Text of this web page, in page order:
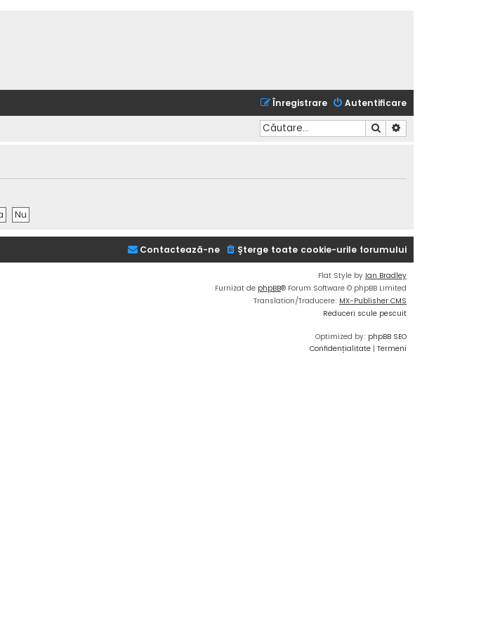
Autentificare
Înregistrare
Căutare
Şterge toate cookie-urile forumului
Contactează-ne
Flat Style by Ian Bradley
Furnizat de phpBB® Forum Software © phpBB Limited
Translation/Traducere: MX-Publisher CMS
Reduceri scule pescuit
Optimized by: phpBB SEO
Confidențialitate | Termeni